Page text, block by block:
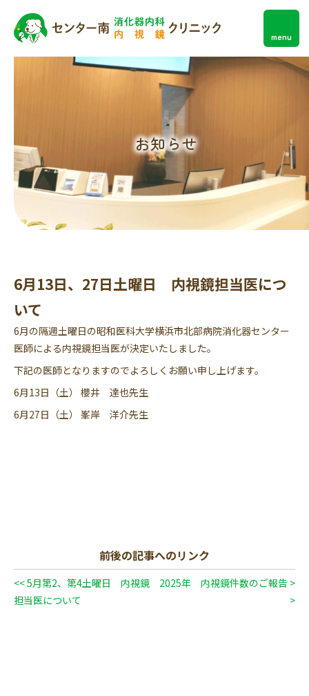
お知らせ
6月13日、27日土曜日 内視鏡担当医につ
いて
6月の隔週土曜日の昭和医科大学横浜市北部病院消化器センター
医師による内視鏡担当医が決定いたしました。
下記の医師となりますのでよろしくお願い申し上げます。
6月13日（土） 櫻井 達也先生
6月27日（土） 峯岸 洋介先生
前後の記事へのリンク
<< 5月第2、第4土曜日 内視鏡
担当医について
2025年 内視鏡件数のご報告 >
>
menu